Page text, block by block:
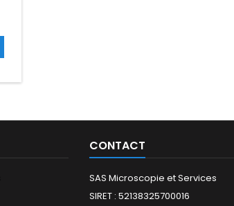
CONTACT
SAS Microscopie et Services
SIRET : 52138325700016